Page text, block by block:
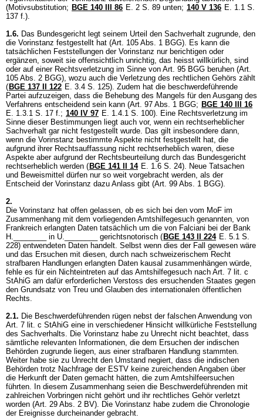
(Motivsubstitution; BGE 140 III 86 E. 2 S. 89 unten; 140 V 136 E. 1.1 S.
137 f.).
1.6. Das Bundesgericht legt seinem Urteil den Sachverhalt zugrunde, den
die Vorinstanz festgestellt hat (Art. 105 Abs. 1 BGG). Es kann die
tatsächlichen Feststellungen der Vorinstanz nur berichtigen oder
ergänzen, soweit sie offensichtlich unrichtig, das heisst willkürlich, sind
oder auf einer Rechtsverletzung im Sinne von Art. 95 BGG beruhen (Art.
105 Abs. 2 BGG), wozu auch die Verletzung des rechtlichen Gehörs zählt
( BGE 137 II 122 E. 3.4 S. 125). Zudem hat die beschwerdeführende
Partei aufzuzeigen, dass die Behebung des Mangels für den Ausgang des
Verfahrens entscheidend sein kann (Art. 97 Abs. 1 BGG; BGE 140 III 16
E. 1.3.1 S. 17 f.; 140 IV 97 E. 1.4.1 S. 100). Eine Rechtsverletzung im
Sinne dieser Bestimmungen liegt auch vor, wenn ein rechtserheblicher
Sachverhalt gar nicht festgestellt wurde. Das gilt insbesondere dann,
wenn die Vorinstanz bestimmte Aspekte nicht festgestellt hat, die
aufgrund ihrer Rechtsauffassung nicht rechtserheblich waren, diese
Aspekte aber aufgrund der Rechtsbeurteilung durch das Bundesgericht
rechtserheblich werden ( BGE 141 II 14 E. 1.6 S. 24). Neue Tatsachen
und Beweismittel dürfen nur so weit vorgebracht werden, als der
Entscheid der Vorinstanz dazu Anlass gibt (Art. 99 Abs. 1 BGG).
2.
Die Vorinstanz hat offen gelassen, ob es sich bei den vom MoF im
Zusammenhang mit dem vorliegenden Amtshilfegesuch genannten, von
Frankreich erlangten Daten tatsächlich um die von Falciani bei der Bank
H.________ in U.________ gerichtsnotorisch ( BGE 143 II 224 E. 5.1 S.
228) entwendeten Daten handelt. Selbst wenn dies der Fall gewesen wäre
und das Ersuchen mit diesen, durch nach schweizerischem Recht
strafbaren Handlungen erlangten Daten kausal zusammenhängen würde,
fehle es für ein Nichteintreten auf das Amtshilfegesuch nach Art. 7 lit. c
StAhiG am dafür erforderlichen Verstoss des ersuchenden Staates gegen
den Grundsatz von Treu und Glauben des internationalen öffentlichen
Rechts.
2.1. Die Beschwerdeführenden rügen nebst der falschen Anwendung von
Art. 7 lit. c StAhiG eine in verschiedener Hinsicht willkürliche Feststellung
des Sachverhalts. Die Vorinstanz habe zu Unrecht nicht beachtet, dass
sämtliche relevanten Informationen, die dem Ersuchen der indischen
Behörden zugrunde liegen, aus einer strafbaren Handlung stammten.
Weiter habe sie zu Unrecht den Umstand negiert, dass die indischen
Behörden trotz Nachfrage der ESTV keine zureichenden Angaben über
die Herkunft der Daten gemacht hätten, die zum Amtshilfeersuchen
führten. In diesem Zusammenhang seien die Beschwerdeführenden mit
zahlreichen Vorbringen nicht gehört und ihr rechtliches Gehör verletzt
worden (Art. 29 Abs. 2 BV). Die Vorinstanz habe zudem die Chronologie
der Ereignisse durcheinander gebracht.